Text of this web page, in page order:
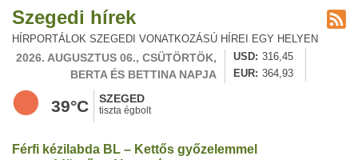
Szegedi hírek
HÍRPORTÁLOK SZEGEDI VONATKOZÁSÚ HÍREI EGY HELYEN
2026. AUGUSZTUS 06., CSÜTÖRTÖK,
BERTA ÉS BETTINA NAPJA
USD
316,45
EUR
364,93
39°C SZEGED
tiszta égbolt
Férfi kézilabda BL – Kettős győzelemmel